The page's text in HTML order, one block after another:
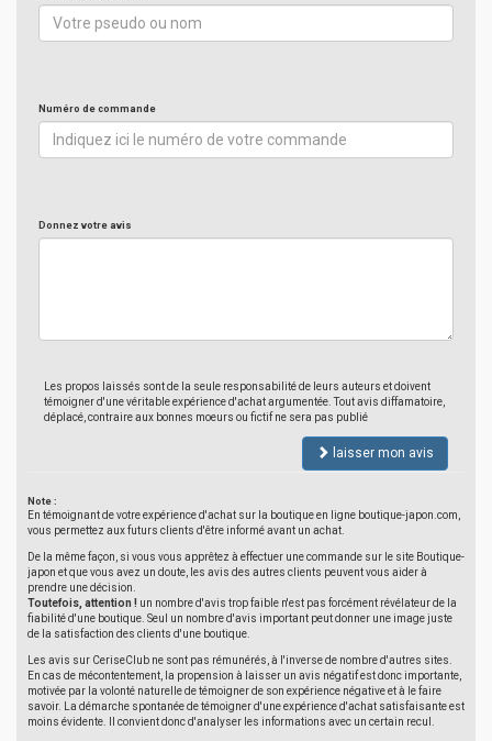
Numéro de commande
Donnez votre avis
Les propos laissés sont de la seule responsabilité de leurs auteurs et doivent
témoigner d'une véritable expérience d'achat argumentée. Tout avis diffamatoire,
déplacé, contraire aux bonnes moeurs ou fictif ne sera pas publié
laisser mon avis
Note :
En témoignant de votre expérience d'achat sur la boutique en ligne boutique-japon.com,
vous permettez aux futurs clients d'être informé avant un achat.
De la même façon, si vous vous apprêtez à effectuer une commande sur le site Boutique-
japon et que vous avez un doute, les avis des autres clients peuvent vous aider à
prendre une décision.
Toutefois, attention ! un nombre d'avis trop faible n'est pas forcément révélateur de la
fiabilité d'une boutique. Seul un nombre d'avis important peut donner une image juste
de la satisfaction des clients d'une boutique.
Les avis sur CeriseClub ne sont pas rémunérés, à l'inverse de nombre d'autres sites.
En cas de mécontentement, la propension à laisser un avis négatif est donc importante,
motivée par la volonté naturelle de témoigner de son expérience négative et à le faire
savoir. La démarche spontanée de témoigner d'une expérience d'achat satisfaisante est
moins évidente. Il convient donc d'analyser les informations avec un certain recul.